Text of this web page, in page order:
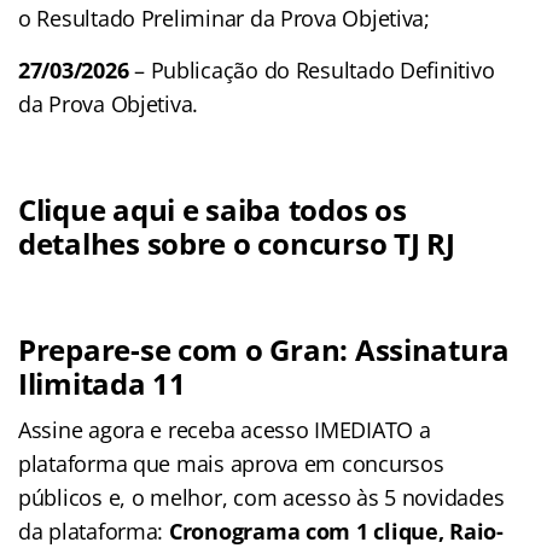
o Resultado Preliminar da Prova Objetiva;
27/03/2026– Publicação do Resultado Definitivo
da Prova Objetiva.
Clique aqui e saiba todos os
detalhes sobre o concurso TJ RJ
Prepare-se com o Gran: Assinatura
Ilimitada 11
Assine agora e receba acesso IMEDIATO a
plataforma que mais aprova em concursos
públicos e, o melhor, com acesso às 5 novidades
da plataforma: Cronograma com 1 clique, Raio-